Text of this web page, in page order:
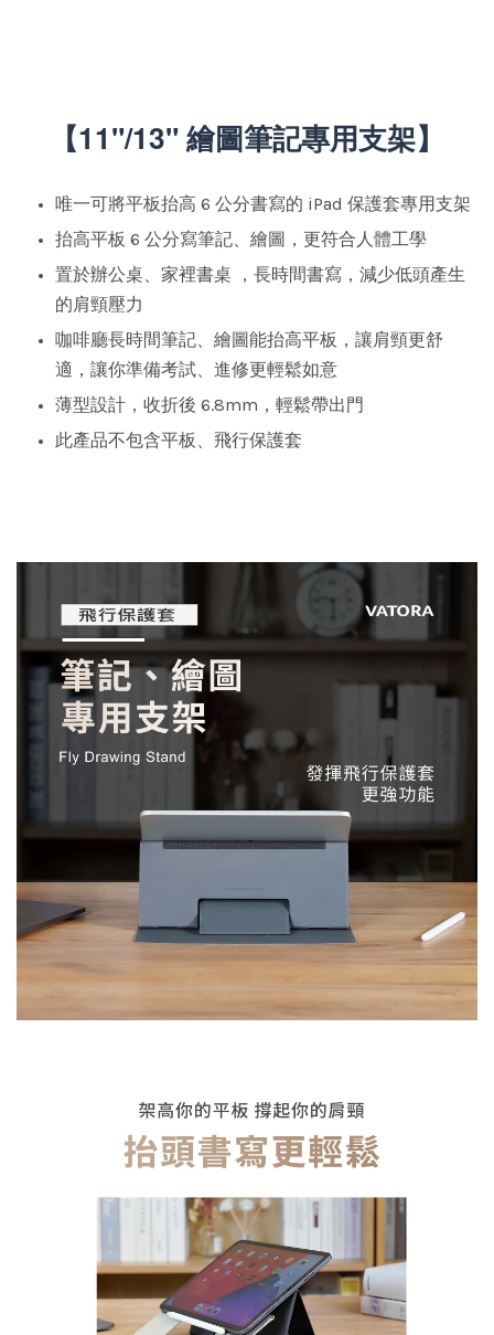
【11"/13" 繪圖筆記專用支架】
唯一可將平板抬高 6 公分書寫的 iPad 保護套專用支架
抬高平板 6 公分寫筆記、繪圖，更符合人體工學
置於辦公桌、家裡書桌 ，長時間書寫，減少低頭產生
的肩頸壓力
咖啡廳長時間筆記、繪圖能抬高平板，讓肩頸更舒
適，讓你準備考試、進修更輕鬆如意
薄型設計，收折後 6.8mm，輕鬆帶出門
此產品不包含平板、飛行保護套